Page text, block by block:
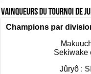
Vainqueurs du tournoi de
Champions par
Sekiwake
Jûryô :